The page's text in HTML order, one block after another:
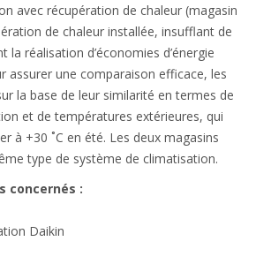
avec récupération de chaleur (magasin
de chaleur installée, insufflant de
la réalisation d’économies d’énergie
assurer une comparaison efficace, les
la base de leur similarité en termes de
et de températures extérieures, qui
à +30 ˚C en été. Les deux magasins
type de système de climatisation.
concernés :
Daikin